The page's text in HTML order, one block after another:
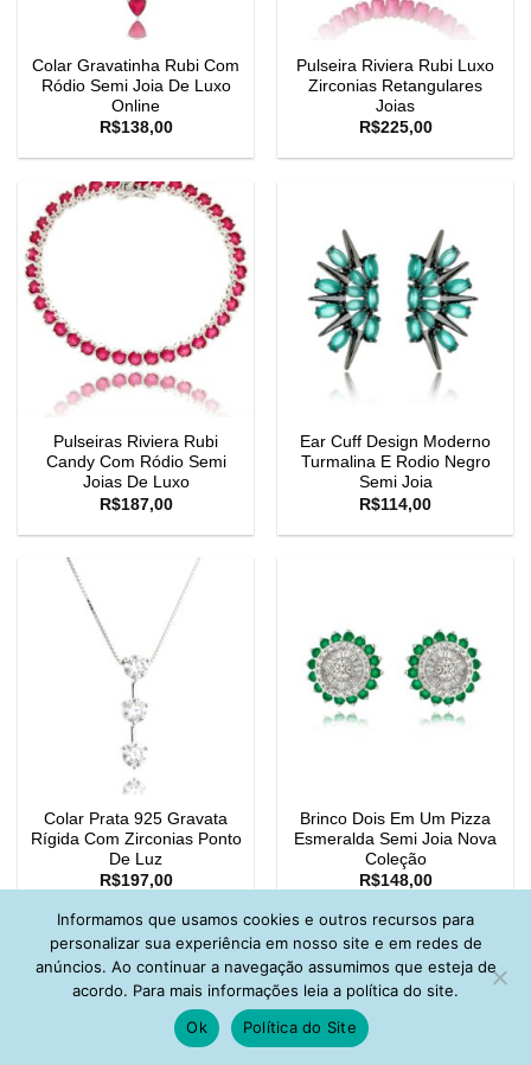
Colar Gravatinha Rubi Com
Ródio Semi Joia De Luxo
Online
R$138,00
Pulseira Riviera Rubi Luxo
Zirconias Retangulares
Joias
R$225,00
Pulseiras Riviera Rubi
Candy Com Ródio Semi
Joias De Luxo
R$187,00
Ear Cuff Design Moderno
Turmalina E Rodio Negro
Semi Joia
R$114,00
Colar Prata 925 Gravata
Rígida Com Zirconias Ponto
De Luz
R$197,00
Brinco Dois Em Um Pizza
Esmeralda Semi Joia Nova
Coleção
R$148,00
Informamos que usamos cookies e outros recursos para
personalizar sua experiência em nosso site e em redes de
anúncios. Ao continuar a navegação assumimos que esteja de
acordo. Para mais informações leia a política do site.
Ok
Política do Site